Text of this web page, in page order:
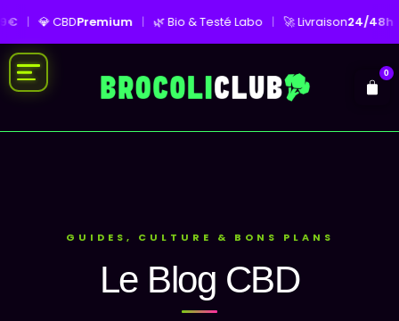
💎 CBDPremium 🌿 Bio & Testé Labo 🚀 Livraison24/48h
0
GUIDES, CULTURE & BONS PLANS
Le Blog CBD